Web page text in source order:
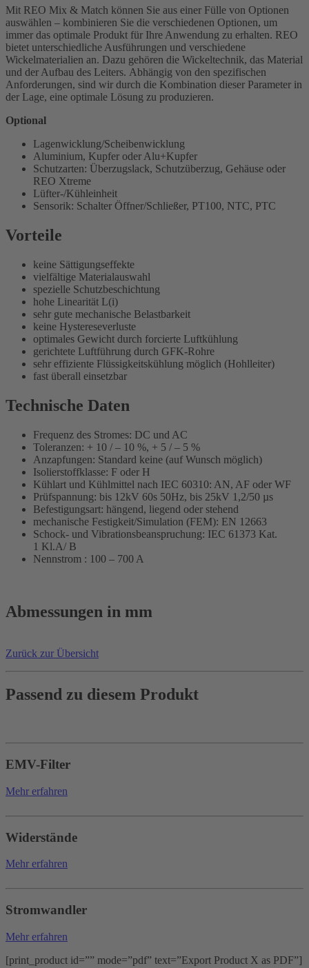
Mit REO Mix & Match können Sie aus einer Fülle von Optionen
auswählen – kombinieren Sie die verschiedenen Optionen, um
immer das optimale Produkt für Ihre Anwendung zu erhalten. REO
bietet unterschiedliche Ausführungen und verschiedene
Wickelmaterialien an. Dazu gehören die Wickeltechnik, das Material
und der Aufbau des Leiters. Abhängig von den spezifischen
Anforderungen, sind wir durch die Kombination dieser Parameter in
der Lage, eine optimale Lösung zu produzieren.
Optional
Lagenwicklung/Scheibenwicklung
Aluminium, Kupfer oder Alu+Kupfer
Schutzarten: Überzugslack, Schutzüberzug, Gehäuse oder
REO Xtreme
Lüfter-/Kühleinheit
Sensorik: Schalter Öffner/Schließer, PT100, NTC, PTC
Vorteile
keine Sättigungseffekte
vielfältige Materialauswahl
spezielle Schutzbeschichtung
hohe Linearität L(i)
sehr gute mechanische Belastbarkeit
keine Hystereseverluste
optimales Gewicht durch forcierte Luftkühlung
gerichtete Luftführung durch GFK-Rohre
sehr effiziente Flüssigkeitskühlung möglich (Hohlleiter)
fast überall einsetzbar
Technische Daten
Frequenz des Stromes: DC und AC
Toleranzen: + 10 / – 10 %, + 5 / – 5 %
Anzapfungen: Standard keine (auf Wunsch möglich)
Isolierstoffklasse: F oder H
Kühlart und Kühlmittel nach IEC 60310: AN, AF oder WF
Prüfspannung: bis 12kV 60s 50Hz, bis 25kV 1,2/50 µs
Befestigungsart: hängend, liegend oder stehend
mechanische Festigkeit/Simulation (FEM): EN 12663
Schock- und Vibrationsbeanspruchung: IEC 61373 Kat.
1 Kl.A/ B
Nennstrom : 100 – 700 A
Abmessungen in mm
Zurück zur Übersicht
Passend zu diesem Produkt
EMV-Filter
Mehr erfahren
Widerstände
Mehr erfahren
Stromwandler
Mehr erfahren
[print_product id=”” mode=”pdf” text=”Export Product X as PDF”]